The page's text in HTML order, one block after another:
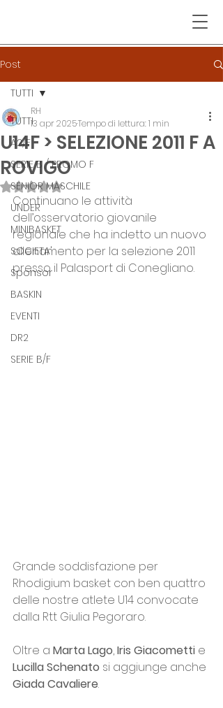
Post
TUTTI
A2/F
SERIE B / PROMO F
SENIOR MASCHILE
UNDER
MINIBASKET
SOCIETA'
Sponsor
BASKIN
EVENTI
DR2
SERIE B/F
TUTTI
U14F > SELEZIONE 2011 F A
ROVIGO
RH
13 apr 2025Tempo di lettura: 1 min
Valutazione NaN stelle su 5.
Continuano le attività
dell’osservatorio giovanile
regionale che ha indetto un nuovo
allenamento per la selezione 2011
presso il Palasport di Conegliano.
Grande soddisfazione per
Rhodigium basket con ben quattro
delle nostre atlete U14 convocate
dalla Rtt Giulia Pegoraro.
Oltre a Marta Lago, Iris Giacometti e
Lucilla Schenato si aggiunge anche
Giada Cavaliere.